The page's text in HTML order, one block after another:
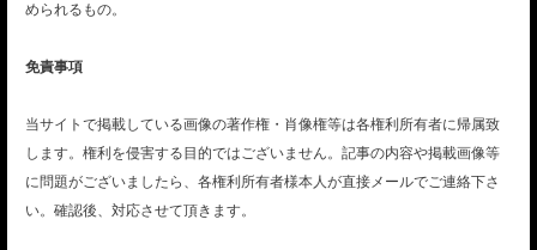
められるもの。
免責事項
当サイトで掲載している画像の著作権・肖像権等は各権利所有者に帰属致
します。権利を侵害する目的ではございません。記事の内容や掲載画像等
に問題がございましたら、各権利所有者様本人が直接メールでご連絡下さ
い。確認後、対応させて頂きます。